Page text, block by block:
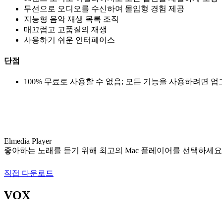
무선으로 오디오를 수신하여 몰입형 경험 제공
지능형 음악 재생 목록 조직
매끄럽고 고품질의 재생
사용하기 쉬운 인터페이스
단점
100% 무료로 사용할 수 없음; 모든 기능을 사용하려면 업
Elmedia Player
좋아하는 노래를 듣기 위해 최고의 Mac 플레이어를 선택하세
직접 다운로드
VOX